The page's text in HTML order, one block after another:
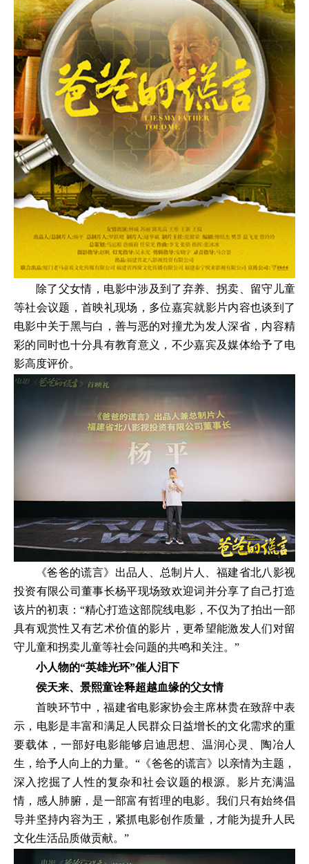
除了父女情，电影中涉及到了弃养、拐卖、留守儿童
等社会议题，首映礼现场，多位嘉宾就影片内容也谈到了
电影中关于黑与白，善与恶的对撞尤为发人深省，内容精
彩的同时也十分具有教育意义，不少嘉宾及媒体给予了电
影高度评价。
《爸爸的谎言》出品人、总制片人、福建省北八影视
投资有限公司董事长杨平现场致欢迎词并分享了自己打造
该片的初衷：“精心打造这部院线电影，不仅为了拍出一部
具有观赏性又有艺术价值的影片，更希望能激发人们对留
守儿童和拐卖儿童等社会问题的共鸣和关注。”
小人物的“英雄光环”催人泪下
侯天来、景熙童诠释超越血缘的父女情
首映环节中，福建省电影家协会主席林贵在致辞中表
示，电影是丰富和满足人民群众日益增长的文化需求的重
要载体，一部好电影能够启迪思想、温润心灵、陶冶人
生，给予人向上的力量。“《爸爸的谎言》以亲情为主题，
深入挖掘了人性的复杂和社会议题的根源。影片充满温
情，感人肺腑，是一部富有哲理的电影。我们只有始终倡
导并坚持内容为王，紧抓电影创作质量，才能为提升人民
文化生活品质做贡献。”